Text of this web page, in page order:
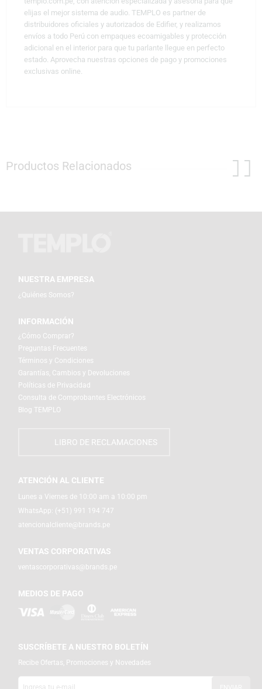
elijas el mejor sistema de audio. TEMPLO es partner de
distribuidores oficiales y autorizados de Edifier, y realizamos
envíos a todo Perú con empaques ecoamigables y protección
adicional en el interior para que tu parlante llegue en perfecto
estado. Aprovecha nuestras opciones de pago y promociones
exclusivas online.
Productos Relacionados
NUESTRA EMPRESA
¿Quiénes Somos?
INFORMACIÓN
¿Cómo Comprar?
Preguntas Frecuentes
Términos y Condiciones
Garantías, Cambios y Devoluciones
Políticas de Privacidad
Consulta de Comprobantes Electrónicos
Blog TEMPLO
LIBRO DE RECLAMACIONES
ATENCIÓN AL CLIENTE
Lunes a Viernes de 10:00 am a 10:00 pm
WhatsApp: (+51) 991 194 747
atencionalcliente@brands.pe
VENTAS CORPORATIVAS
ventascorporativas@brands.pe
MEDIOS DE PAGO
SUSCRÍBETE A NUESTRO BOLETÍN
Recibe Ofertas, Promociones y Novedades